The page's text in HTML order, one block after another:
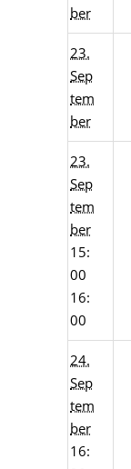
ber
23.
Sep
tem
ber
23.
Sep
tem
ber
15:
00
16:
00
24.
Sep
tem
ber
16: